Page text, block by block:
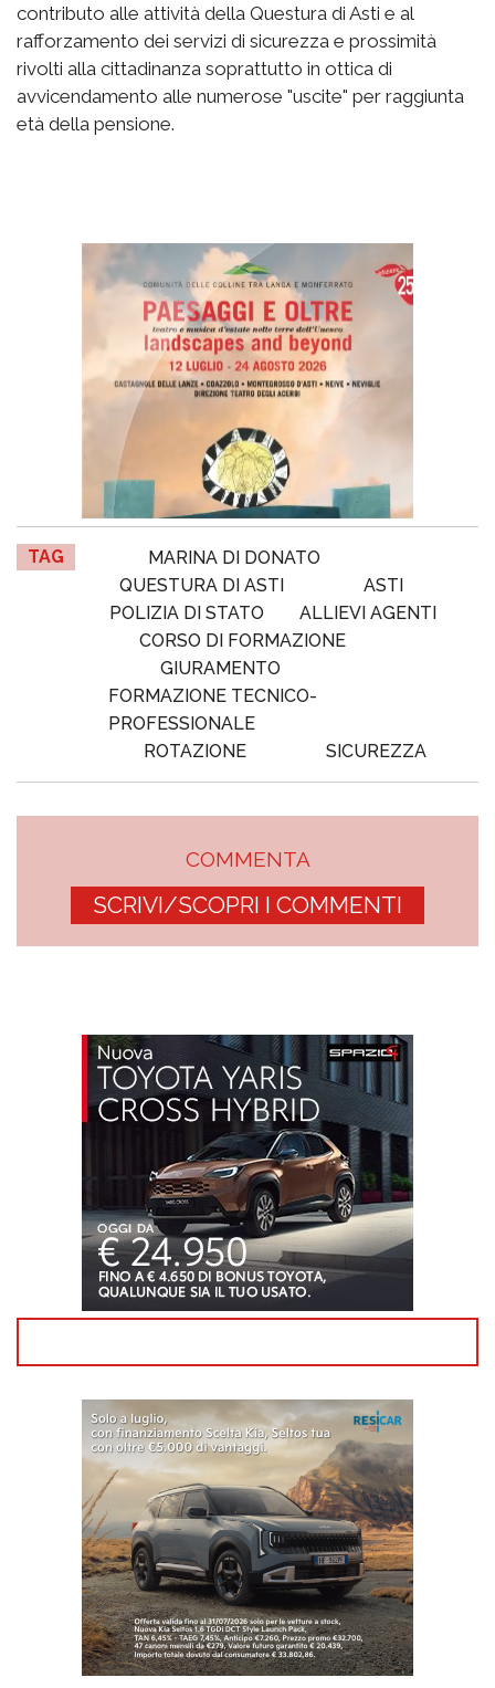
contributo alle attività della Questura di Asti e al
rafforzamento dei servizi di sicurezza e prossimità
rivolti alla cittadinanza soprattutto in ottica di
avvicendamento alle numerose "uscite" per raggiunta
età della pensione.
TAG
MARINA DI DONATO
QUESTURA DI ASTI
ASTI
POLIZIA DI STATO
ALLIEVI AGENTI
CORSO DI FORMAZIONE
GIURAMENTO
FORMAZIONE TECNICO-
PROFESSIONALE
ROTAZIONE
SICUREZZA
COMMENTA
SCRIVI/SCOPRI I COMMENTI